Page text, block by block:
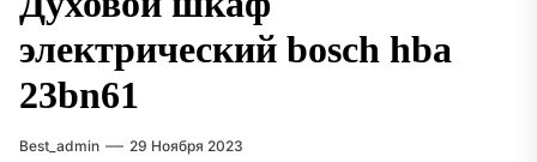
электрический bosch hba
23bn61
Best_admin 29 Ноября 2023